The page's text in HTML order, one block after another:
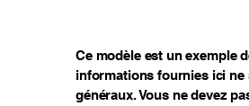
Ce modèle est un exemple
informations fournies ici ne
généraux. Vous ne devez